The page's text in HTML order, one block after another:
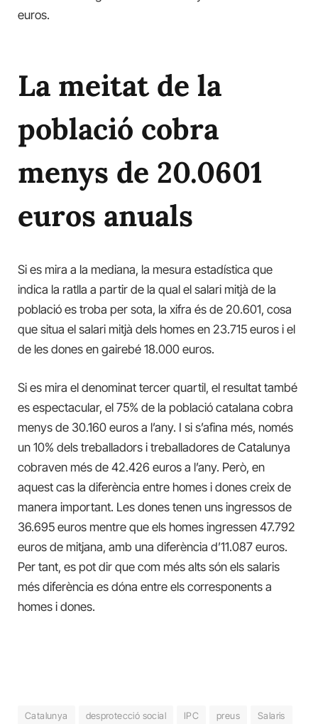
euros.
La meitat de la
població cobra
menys de 20.0601
euros anuals
Si es mira a la mediana, la mesura estadística que
indica la ratlla a partir de la qual el salari mitjà de la
població es troba per sota, la xifra és de 20.601, cosa
que situa el salari mitjà dels homes en 23.715 euros i el
de les dones en gairebé 18.000 euros.
Si es mira el denominat tercer quartil, el resultat també
es espectacular, el 75% de la població catalana cobra
menys de 30.160 euros a l’any. I si s’afina més, només
un 10% dels treballadors i treballadores de Catalunya
cobraven més de 42.426 euros a l’any. Però, en
aquest cas la diferència entre homes i dones creix de
manera important. Les dones tenen uns ingressos de
36.695 euros mentre que els homes ingressen 47.792
euros de mitjana, amb una diferència d’11.087 euros.
Per tant, es pot dir que com més alts són els salaris
més diferència es dóna entre els corresponents a
homes i dones.
Catalunya desprotecció social IPC preus Salaris